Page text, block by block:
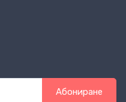
Абониране